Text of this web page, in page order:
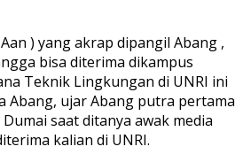
) yang akrap dipangil Abang ,
bisa diterima dikampus
Teknik Lingkungan di UNRI ini
Abang, ujar Abang putra pertama
saat ditanya awak media
kalian di UNRI.